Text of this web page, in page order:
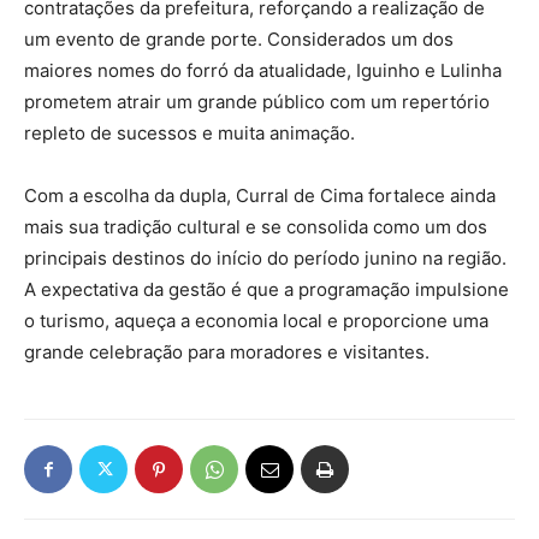
contratações da prefeitura, reforçando a realização de
um evento de grande porte. Considerados um dos
maiores nomes do forró da atualidade, Iguinho e Lulinha
prometem atrair um grande público com um repertório
repleto de sucessos e muita animação.
Com a escolha da dupla, Curral de Cima fortalece ainda
mais sua tradição cultural e se consolida como um dos
principais destinos do início do período junino na região.
A expectativa da gestão é que a programação impulsione
o turismo, aqueça a economia local e proporcione uma
grande celebração para moradores e visitantes.